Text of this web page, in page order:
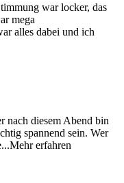
war locker, das
mega
alles dabei und ich
nach diesem Abend bin
spannend sein. Wer
Mehr erfahren